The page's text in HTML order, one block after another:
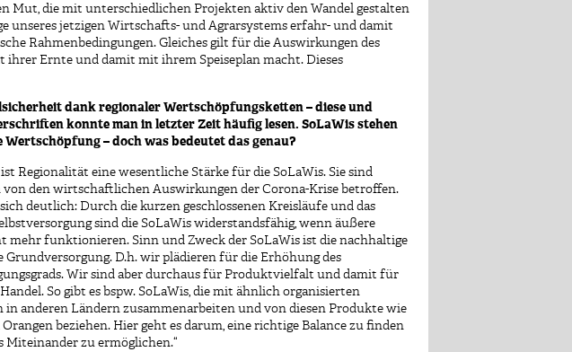
Mut, die mit unterschiedlichen Projekten aktiv den Wandel gestalten
unseres jetzigen Wirtschafts- und Agrarsystems erfahr- und damit
Rahmenbedingungen. Gleiches gilt für die Auswirkungen des
ihrer Ernte und damit mit ihrem Speiseplan macht. Dieses
dank regionaler Wertschöpfungsketten – diese und
konnte man in letzter Zeit häufig lesen. SoLaWis stehen
– doch was bedeutet das genau?
ist Regionalität eine wesentliche Stärke für die SoLaWis. Sie sind
von den wirtschaftlichen Auswirkungen der Corona-Krise betroffen.
deutlich: Durch die kurzen geschlossenen Kreisläufe und das
sind die SoLaWis widerstandsfähig, wenn äußere
mehr funktionieren. Sinn und Zweck der SoLaWis ist die nachhaltige
Grundversorgung. D.h. wir plädieren für die Erhöhung des
Wir sind aber durchaus für Produktvielfalt und damit für
So gibt es bspw. SoLaWis, die mit ähnlich organisierten
in anderen Ländern zusammenarbeiten und von diesen Produkte wie
beziehen. Hier geht es darum, eine richtige Balance zu finden
Miteinander zu ermöglichen.“